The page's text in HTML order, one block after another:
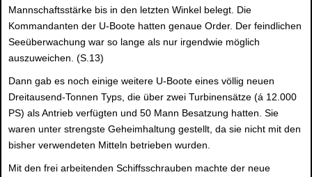
Mannschaftsstärke bis in den letzten Winkel belegt. Die
Kommandanten der U-Boote hatten genaue Order. Der feindlichen
Seeüberwachung war so lange als nur irgendwie möglich
auszuweichen. (S.13)
Dann gab es noch einige weitere U-Boote eines völlig neuen
Dreitausend-Tonnen Typs, die über zwei Turbinensätze (á 12.000
PS) als Antrieb verfügten und 50 Mann Besatzung hatten. Sie
waren unter strengste Geheimhaltung gestellt, da sie nicht mit den
bisher verwendeten Mitteln betrieben wurden.
Mit den frei arbeitenden Schiffsschrauben machte der neue